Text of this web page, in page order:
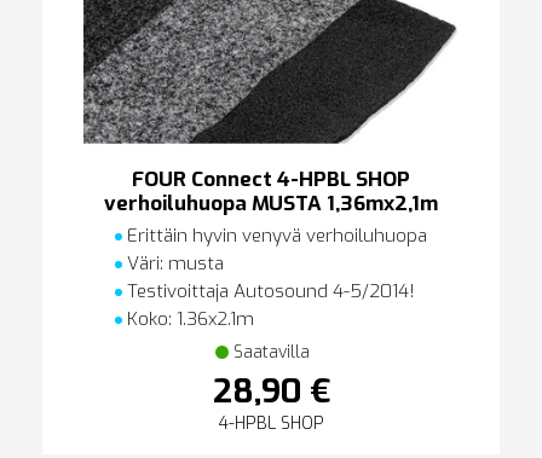
FOUR Connect 4-HPBL SHOP
verhoiluhuopa MUSTA 1,36mx2,1m
Erittäin hyvin venyvä verhoiluhuopa
Väri: musta
Testivoittaja Autosound 4-5/2014!
Koko: 1.36x2.1m
Saatavilla
28,90 €
4-HPBL SHOP